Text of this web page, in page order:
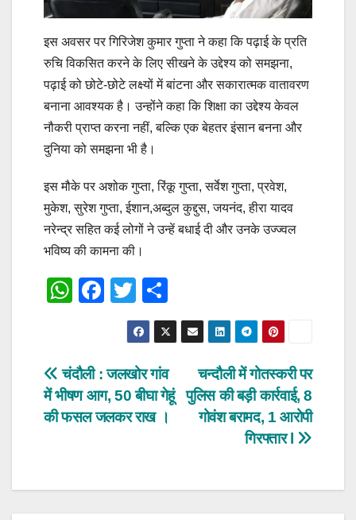
इस अवसर पर गिरिजेश कुमार गुप्ता ने कहा कि पढ़ाई के प्रति
रुचि विकसित करने के लिए सीखने के उद्देश्य को समझना,
पढ़ाई को छोटे-छोटे लक्ष्यों में बांटना और सकारात्मक वातावरण
बनाना आवश्यक है। उन्होंने कहा कि शिक्षा का उद्देश्य केवल
नौकरी प्राप्त करना नहीं, बल्कि एक बेहतर इंसान बनना और
दुनिया को समझना भी है।
इस मौके पर अशोक गुप्ता, रिंकू गुप्ता, सर्वेश गुप्ता, प्रवेश,
मुकेश, सुरेश गुप्ता, ईशान,अब्दुल कुद्दुस, जयनंद, हीरा यादव
नरेन्द्र सहित कई लोगों ने उन्हें बधाई दी और उनके उज्ज्वल
भविष्य की कामना की।
W
s
A
p
F
e
b
o
T
wi
tt
er
h
ar
e
Post
navigation
चन्दौली में गोतस्करी पर
पुलिस की बड़ी कार्रवाई, 8
गोवंश बरामद, 1 आरोपी
गिरफ्तार l
चंदौली : जलखोर गांव
में भीषण आग, 50 बीघा गेहूं
की फसल जलकर राख ।